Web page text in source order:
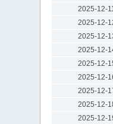
2025-12-
2025-12-
2025-12-
2025-12-
2025-12-
2025-12-
2025-12-
2025-12-
2025-12-